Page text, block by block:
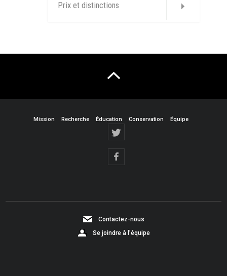
Prix et distinctions
Mission Recherche Éducation Conservation Équipe
Contactez-nous
Se joindre à l’équipe